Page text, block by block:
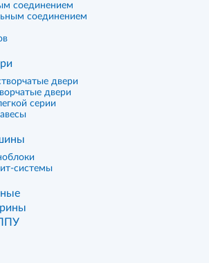
соединением
соединением
двери
двери
серии
системы